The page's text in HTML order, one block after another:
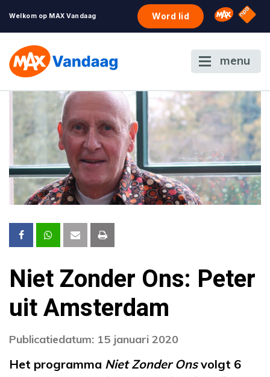
Welkom op MAX Vandaag Word lid Omroep
NPO
menu
Niet Zonder Ons: Peter
uit Amsterdam
Publicatiedatum: 15 januari 2020
Het programma Niet Zonder Onsvolgt 6